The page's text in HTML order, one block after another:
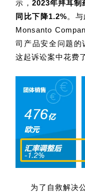
示， 2023年拜耳制
同比下降1.2%。
Monsanto
司产品安全问题的
这起诉讼案中花费
为了自救解决